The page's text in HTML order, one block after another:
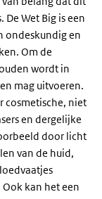
Wet Big is een
ondeskundig en
Om de
wordt in
mag uitvoeren.
cosmetische, niet
en dergelijke
door licht
van de huid,
kan het een